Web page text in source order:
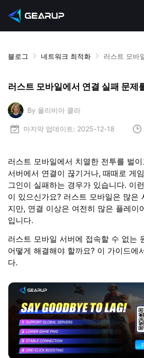
블로그 네트워크 최적화
러스트 모바일에서 연결 실패 문제
By 올리비아 클라
마지막 업데이트: 2025-12-18
러스트 모바일에서 치열한 전투를 벌
서버에서 연결이 끊기거나, 때때로 게
그인이 실패하는 경우가 있습니다. 이
이 있으신가요? 러스트 모바일은 많은
지만, 연결 이상은 여전히 많은 플레이
입니다.
러스트 모바일 서버에 접속할 수 없는
어떻게 해결해야 할까요? 이 가이드에
다.